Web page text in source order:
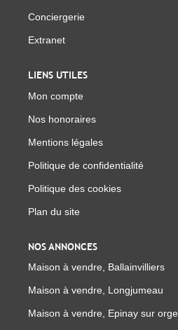
Conciergerie
Extranet
LIENS UTILES
Mon compte
Nos honoraires
Mentions légales
Politique de confidentialité
Politique des cookies
Plan du site
NOS ANNONCES
Maison à vendre, Ballainvilliers
Maison à vendre, Longjumeau
Maison à vendre, Epinay sur orge